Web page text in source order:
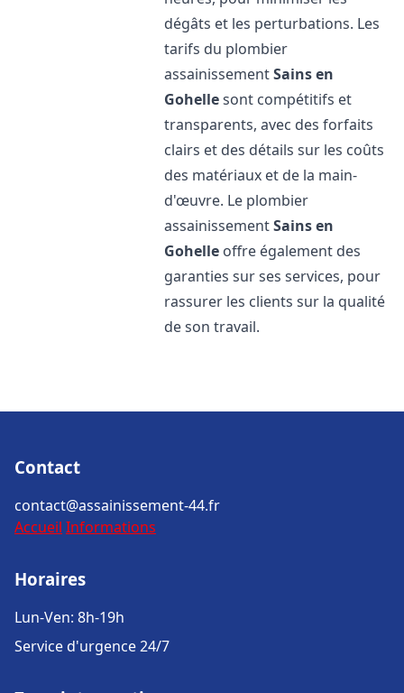
dégâts et les perturbations. Les
tarifs du plombier
assainissementSains en
Gohellesont compétitifs et
transparents, avec des forfaits
clairs et des détails sur les coûts
des matériaux et de la main-
d'œuvre. Le plombier
assainissementSains en
Gohelle offre également des
garanties sur ses services, pour
rassurer les clients sur la qualité
de son travail.
Contact
contact@assainissement-44.fr
Accueil Informations
Horaires
Lun-Ven: 8h-19h
Service d'urgence 24/7